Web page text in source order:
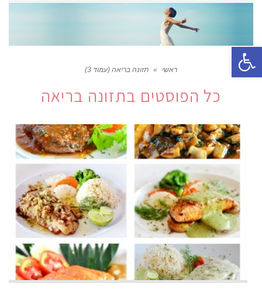
פתח סרגל נגישות
ראשי » תזונה בריאה (עמוד 3)
כל הפוסטים בתזונה בריאה